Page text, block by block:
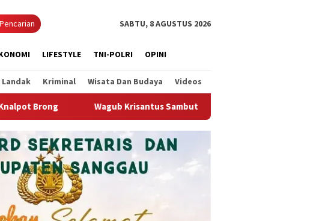
Pencarian SABTU, 8 AGUSTUS 2026
LIFESTYLE TNI-POLRI OPINI
Landak Kriminal Wisata Dan Budaya Videos
Sambut Kembali Berjalannya Ekspor Alumina, Dorong Penguatan